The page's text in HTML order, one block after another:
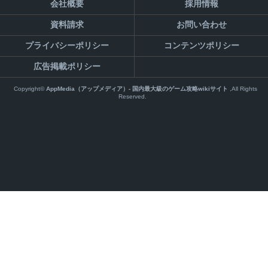
会社概要 採用情報
資料請求 お問い合わせ
プライバシーポリシー コンテンツポリシー
広告掲載ポリシー
Copyright©AppMedia（アップメディア）- 国内最大級のゲーム攻略wikiサイト ,All Rights
Reserved.